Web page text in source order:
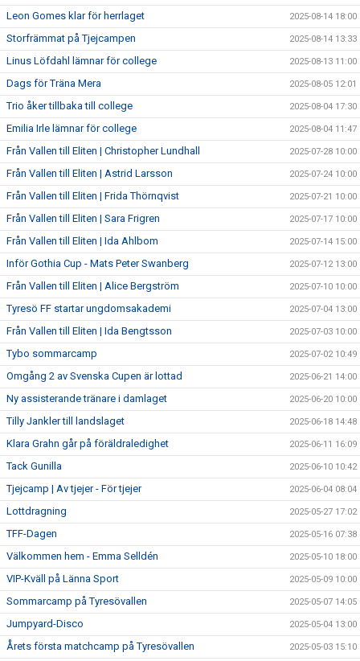
Leon Gomes klar för herrlaget 2025-08-14 18:00
Storfrämmat på Tjejcampen 2025-08-14 13:33
Linus Löfdahl lämnar för college 2025-08-13 11:00
Dags för Träna Mera 2025-08-05 12:01
Trio åker tillbaka till college 2025-08-04 17:30
Emilia Irle lämnar för college 2025-08-04 11:47
Från Vallen till Eliten | Christopher Lundhall 2025-07-28 10:00
Från Vallen till Eliten | Astrid Larsson 2025-07-24 10:00
Från Vallen till Eliten | Frida Thörnqvist 2025-07-21 10:00
Från Vallen till Eliten | Sara Frigren 2025-07-17 10:00
Från Vallen till Eliten | Ida Ahlbom 2025-07-14 15:00
Inför Gothia Cup - Mats Peter Swanberg 2025-07-12 13:00
Från Vallen till Eliten | Alice Bergström 2025-07-10 10:00
Tyresö FF startar ungdomsakademi 2025-07-04 13:00
Från Vallen till Eliten | Ida Bengtsson 2025-07-03 10:00
Tybo sommarcamp 2025-07-02 10:49
Omgång 2 av Svenska Cupen är lottad 2025-06-21 14:00
Ny assisterande tränare i damlaget 2025-06-20 10:00
Tilly Jankler till landslaget 2025-06-18 14:48
Klara Grahn går på föräldraledighet 2025-06-11 16:09
Tack Gunilla 2025-06-10 10:42
Tjejcamp | Av tjejer - För tjejer 2025-06-04 08:04
Lottdragning 2025-05-27 17:02
TFF-Dagen 2025-05-16 07:38
Välkommen hem - Emma Selldén 2025-05-10 18:00
VIP-Kväll på Länna Sport 2025-05-09 10:00
Sommarcamp på Tyresövallen 2025-05-07 14:05
Jumpyard-Disco 2025-05-04 13:00
Årets första matchcamp på Tyresövallen 2025-05-03 15:10